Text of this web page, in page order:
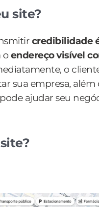
site?
credibilidade
o endereço visível
o
sua empresa, além
ajudar seu